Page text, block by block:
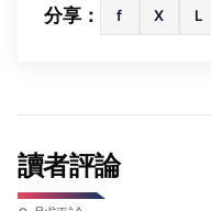
分享： f X L
讀者評論